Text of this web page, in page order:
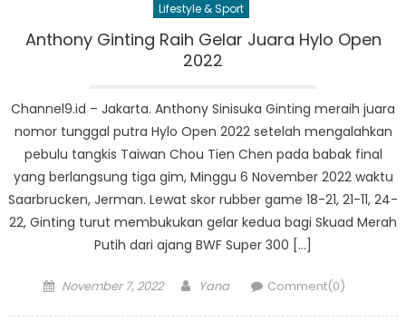
Lifestyle & Sport
Anthony Ginting Raih Gelar Juara Hylo Open
2022
Channel9.id – Jakarta. Anthony Sinisuka Ginting meraih juara
nomor tunggal putra Hylo Open 2022 setelah mengalahkan
pebulu tangkis Taiwan Chou Tien Chen pada babak final
yang berlangsung tiga gim, Minggu 6 November 2022 waktu
Saarbrucken, Jerman. Lewat skor rubber game 18-21, 21-11, 24-
22, Ginting turut membukukan gelar kedua bagi Skuad Merah
Putih dari ajang BWF Super 300 […]
Posted
November 7, 2022 Author
Yana Comment(0)